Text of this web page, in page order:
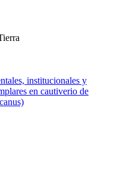
institucionales y
en cautiverio de